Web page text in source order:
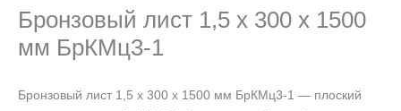
Бронзовый лист 1,5 х 300 х 1500
мм БрКМц3-1
Бронзовый лист 1,5 х 300 х 1500 мм БрКМц3-1 — плоский